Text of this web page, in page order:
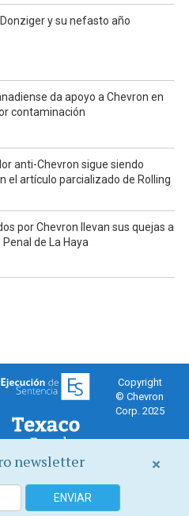
y su nefasto año
da apoyo a Chevron en
contaminación
anti-Chevron sigue siendo
el artículo parcializado de Rolling
por Chevron llevan sus quejas a
de La Haya
×
newsletter
sobre el fraude juidicial en su
Copyright
© Chevron
Corp. 2025